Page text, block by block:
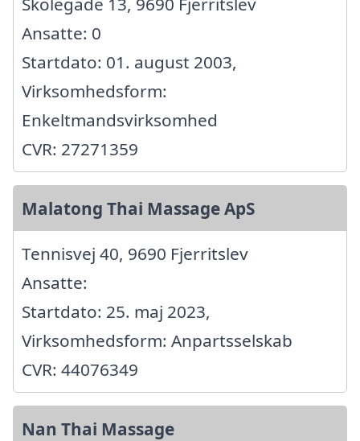
Ansatte: 0
Startdato: 01. august 2003,
Virksomhedsform:
Enkeltmandsvirksomhed
CVR: 27271359
Malatong Thai Massage ApS
Tennisvej 40, 9690 Fjerritslev
Ansatte:
Startdato: 25. maj 2023,
Virksomhedsform: Anpartsselskab
CVR: 44076349
Nan Thai Massage